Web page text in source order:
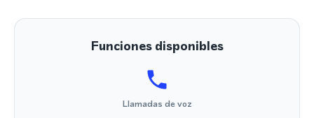
Funciones disponibles
Llamadas de voz